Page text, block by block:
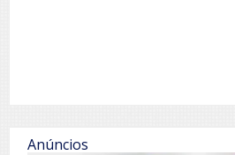
Anúncios